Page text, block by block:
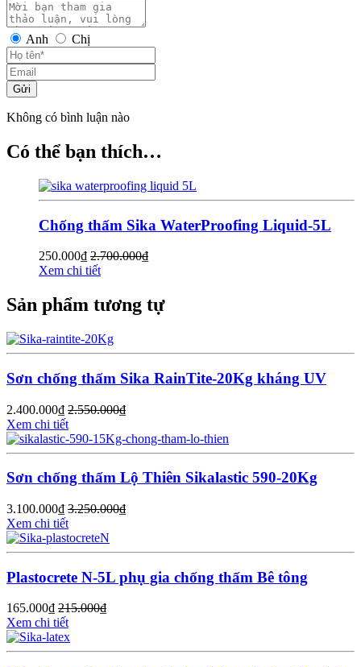
Anh Chị
Gửi
Không có bình luận nào
Có thể bạn thích…
Chống thấm Sika WaterProofing Liquid-5L
250.000₫ 2.700.000₫
Xem chi tiết
Sản phẩm tương tự
Sơn chống thấm Sika RainTite-20Kg kháng UV
2.400.000₫ 2.550.000₫
Xem chi tiết
Sơn chống thấm Lộ Thiên Sikalastic 590-20Kg
3.100.000₫ 3.250.000₫
Xem chi tiết
Plastocrete N-5L phụ gia chống thấm Bê tông
165.000₫ 215.000₫
Xem chi tiết